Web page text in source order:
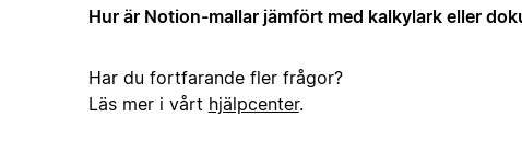
Hur är Notion-mallar jämfört med kalkylark eller
Har du fortfarande fler frågor?
Läs mer i vårt hjälpcenter.